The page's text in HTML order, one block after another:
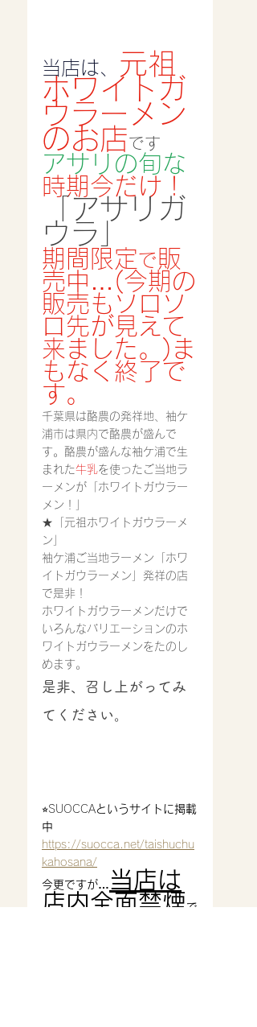
当店は、 元祖
ホワイトガ
ウラーメン
のお店です
アサリの旬な
時期今だけ！
「アサリガ
ウラ」
期間限定で販
売中…(今期の
販売もソロソ
ロ先が見えて
来ました。)ま
もなく終了で
す。
千葉県は酪農の発祥地、袖ケ
浦市は県内で酪農が盛んで
す。酪農が盛んな袖ケ浦で生
まれた牛乳を使ったご当地ラ
ーメンが「ホワイトガウラー
メン！」
★「元祖ホワイトガウラーメ
ン」
袖ケ浦ご当地ラーメン「ホワ
イトガウラーメン」発祥の店
で是非！
ホワイトガウラーメンだけで
いろんなバリエーションのホ
ワイトガウラーメンをたのし
めます。
是非、召し上がってみ
てください。
⭐︎SUOCCAというサイトに掲載
中
https://suocca.net/taishuchu
kahosana/
今更ですが… 当店は
店内全面禁煙 で